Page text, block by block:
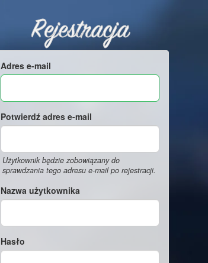
Rejestracja
Adres e-mail
Potwierdź adres e-mail
Użytkownik będzie zobowiązany do
sprawdzania tego adresu e-mail po rejestracji.
Nazwa użytkownika
Hasło